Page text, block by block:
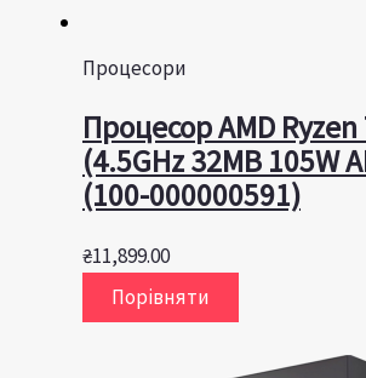
Процесори
Процесор AMD Ryzen
(4.5GHz 32MB 105W
(100-000000591)
₴11,899.00
Порівняти